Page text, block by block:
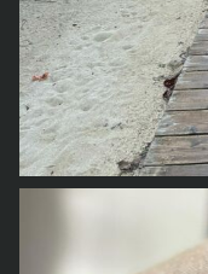
1年前の事なので、若干記憶が曖昧